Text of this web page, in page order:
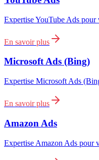
Expertise YouTube Ads pour
En savoir plus
Microsoft Ads (Bing)
Expertise Microsoft Ads
En savoir plus
Amazon Ads
Expertise Amazon Ads pour